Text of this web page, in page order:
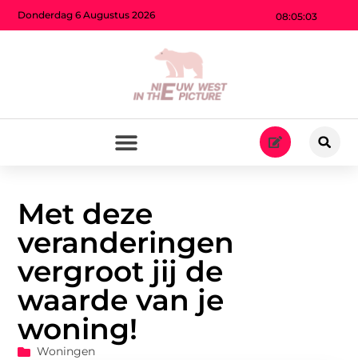
08:05:04
Donderdag 6 Augustus 2026
Met deze
veranderingen
vergroot jij de
waarde van je
woning!
Woningen